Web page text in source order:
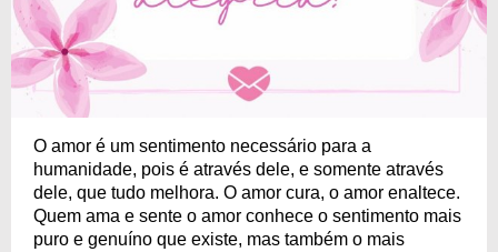
O amor é um sentimento necessário para a
humanidade, pois é através dele, e somente através
dele, que tudo melhora. O amor cura, o amor enaltece.
Quem ama e sente o amor conhece o sentimento mais
puro e genuíno que existe, mas também o mais